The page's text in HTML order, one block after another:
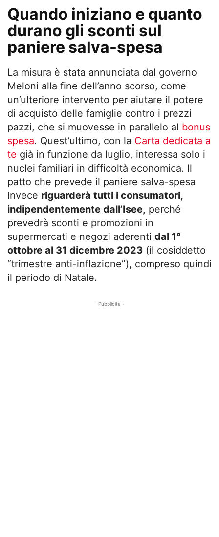
Quando iniziano e quanto
durano gli sconti sul
paniere salva-spesa
La misura è stata annunciata dal governo
Meloni alla fine dell’anno scorso, come
un’ulteriore intervento per aiutare il potere
di acquisto delle famiglie contro i prezzi
pazzi, che si muovesse in parallelo al bonus
spesa. Quest’ultimo, con la Carta dedicata a
te già in funzione da luglio, interessa solo i
nuclei familiari in difficoltà economica. Il
patto che prevede il paniere salva-spesa
invece riguarderà tutti i consumatori,
indipendentemente dall’Isee, perché
prevedrà sconti e promozioni in
supermercati e negozi aderenti dal 1°
ottobre al 31 dicembre 2023 (il cosiddetto
“trimestre anti-inflazione”), compreso quindi
il periodo di Natale.
- Pubblicità -